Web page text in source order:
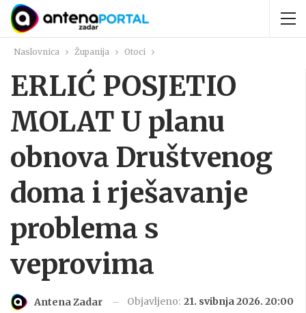
Naslovnica Županija Otoci
ERLIĆ POSJETIO
MOLAT U planu
obnova Društvenog
doma i rješavanje
problema s
veprovima
Antena Zadar Objavljeno: 21. svibnja 2026. 20:00